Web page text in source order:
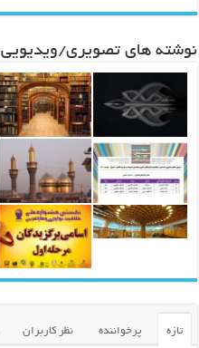
نوشته های تصویری/ویدیویی
تازه پرخواننده نظر کاربران